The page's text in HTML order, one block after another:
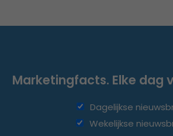
Marketingfacts. Elke dag
Dagelijkse
Wekelijkse